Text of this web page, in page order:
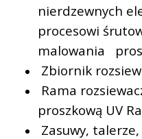
nierdzewnych
procesowi
malowania
Zbiornik
Rama
proszkową UV
Zasuwy, talerze,